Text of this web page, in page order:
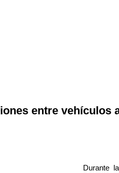
entre vehículos
Durante